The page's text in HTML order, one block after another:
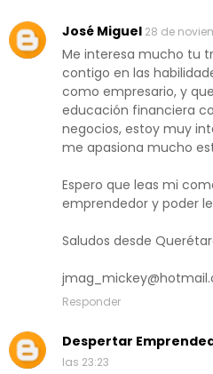
José Miguel 28 de
Me interesa mucho tu
contigo en las
como empresario, y
educación financiera
negocios, estoy muy
me apasiona mucho
Espero que leas mi
emprendedor y poder
Saludos desde
Responder
Despertar
las 23:23